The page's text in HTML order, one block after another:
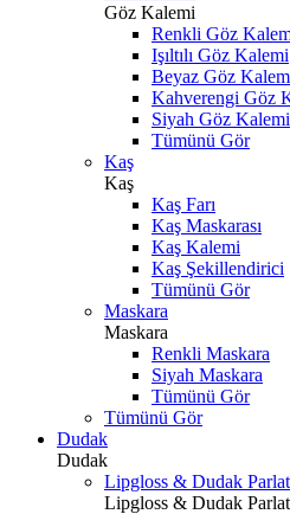
Göz Kalemi
Renkli Göz
Işıltılı Göz Kalemi
Beyaz Göz
Kahverengi Göz
Siyah Göz Kalemi
Tümünü Gör
Kaş
Kaş
Kaş Farı
Kaş Maskarası
Kaş Kalemi
Kaş Şekillendirici
Tümünü Gör
Maskara
Maskara
Renkli Maskara
Siyah Maskara
Tümünü Gör
Tümünü Gör
Dudak
Dudak
Lipgloss & Dudak
Lipgloss & Dudak